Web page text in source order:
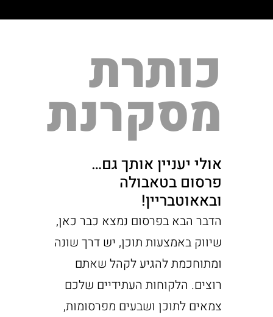
כותרת
מסקרנת
אולי יעניין אותך גם…
פרסום בטאבולה
ובאאוטבריין!
הדבר הבא בפרסום נמצא כבר כאן,
שיווק באמצעות תוכן, יש דרך שונה
ומתוחכמת להגיע לקהל שאתם
רוצים. הלקוחות העתידיים שלכם
צמאים לתוכן ושבעים מפרסומות,